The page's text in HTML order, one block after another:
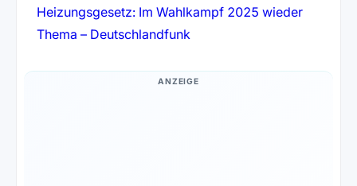
Heizungsgesetz: Im Wahlkampf 2025 wieder
Thema – Deutschlandfunk
ANZEIGE